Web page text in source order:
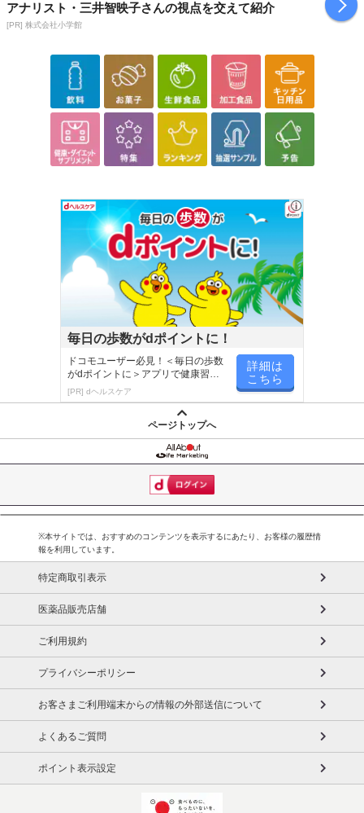
・商品カラー：レッド
・商品サイズ：リュックサイズ：（約）幅32×縦38×厚み18 cm
・商品重量：（約）1.33kg
注意事項
【賞味・消費期限のある商品について】
商品到着時点でのお日持ち期間は、配送日数などにより異なります
【キャンセルについて】
※お申込み後のキャンセルはお受けできません。
記載されている内容を必ずご確認いただき、お届けする商品セット
にご納得いただきましたうえでお申し込みください。
※パッケージ変更や商品リニューアル(成分など含む)等により、参考
アナリスト・三井智映子さんの視点を交えて紹介
[PR] 株式会社小学館
毎日の歩数がdポイントに！
ドコモユーザー必見！＜毎日の歩数
がdポイントに＞アプリで健康習慣
が楽しく続く
[PR] dヘルスケア
詳細は
こちら
ページトップへ
※本サイトでは、おすすめのコンテンツを表示するにあたり、お客様の履歴情
報を利用しています。
特定商取引表示
医薬品販売店舗
ご利用規約
プライバシーポリシー
お客さまご利用端末からの情報の外部送信について
よくあるご質問
ポイント表示設定